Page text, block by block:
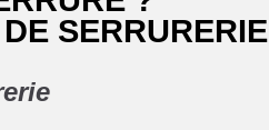
SERRURERIE